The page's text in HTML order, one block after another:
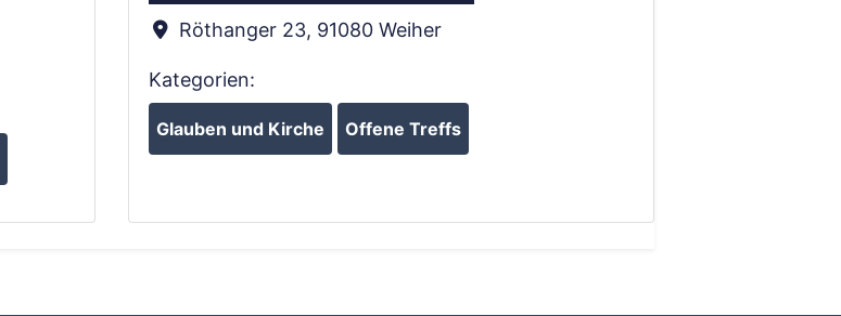
Röthanger 23, 91080 Weiher
Kategorien:
Glauben und Kirche Offene Treffs